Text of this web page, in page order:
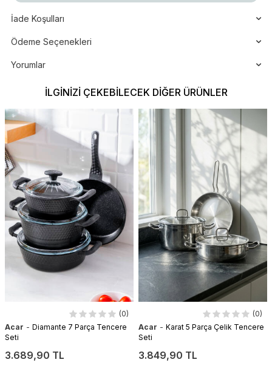
İade Koşulları
Ödeme Seçenekleri
Yorumlar
İLGINIZI ÇEKEBILECEK DIĞER ÜRÜNLER
(0)
Acar - Diamante 7 Parça Tencere
Seti
3.689,90 TL
(0)
Acar - Karat 5 Parça Çelik Tencere
Seti
3.849,90 TL